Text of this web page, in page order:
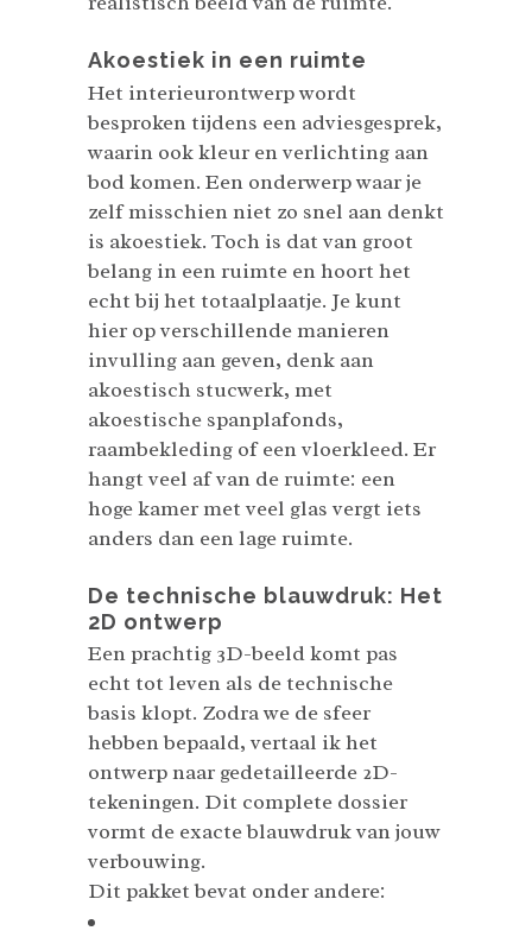
Akoestiek in een ruimte
Het interieurontwerp wordt
besproken tijdens een adviesgesprek,
waarin ook kleur en verlichting aan
bod komen. Een onderwerp waar je
zelf misschien niet zo snel aan denkt
is akoestiek. Toch is dat van groot
belang in een ruimte en hoort het
echt bij het totaalplaatje. Je kunt
hier op verschillende manieren
invulling aan geven, denk aan
akoestisch stucwerk, met
akoestische spanplafonds,
raambekleding of een vloerkleed. Er
hangt veel af van de ruimte: een
hoge kamer met veel glas vergt iets
anders dan een lage ruimte.
De technische blauwdruk: Het
2D ontwerp
Een prachtig 3D-beeld komt pas
echt tot leven als de technische
basis klopt. Zodra we de sfeer
hebben bepaald, vertaal ik het
ontwerp naar gedetailleerde 2D-
tekeningen. Dit complete dossier
vormt de exacte blauwdruk van jouw
verbouwing.
Dit pakket bevat onder andere: